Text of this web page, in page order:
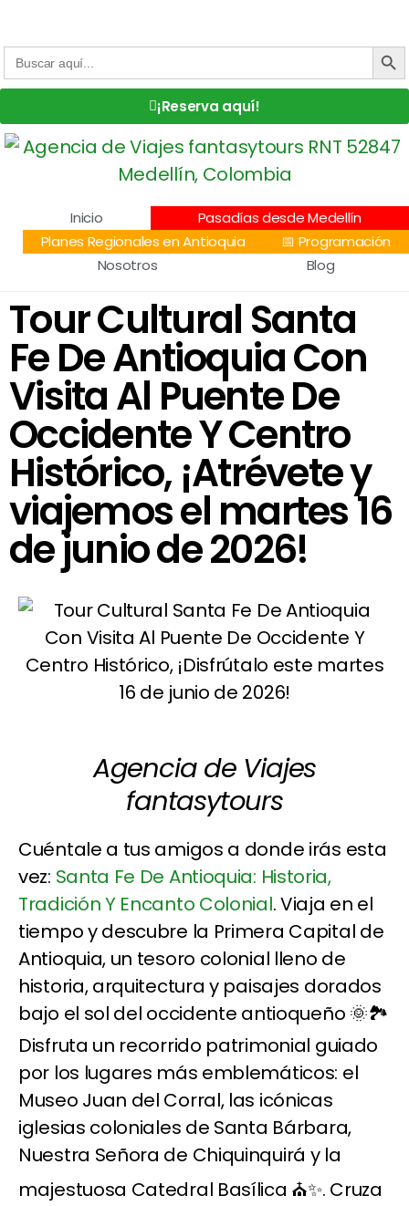
Buscar: BOTÓN
¡Reserva aquí!
Inicio
Pasadías desde Medellín
Planes Regionales en Antioquia
📅 Programación
Nosotros
Blog
Tour Cultural Santa
Fe De Antioquia Con
Visita Al Puente De
Occidente Y Centro
Histórico, ¡Atrévete y
viajemos el martes 16
de junio de 2026!
Agencia de Viajes
fantasytours
Cuéntale a tus amigos a donde irás esta
vez: Santa Fe De Antioquia: Historia,
Tradición Y Encanto Colonial. Viaja en el
tiempo y descubre la Primera Capital de
Antioquia, un tesoro colonial lleno de
historia, arquitectura y paisajes dorados
bajo el sol del occidente antioqueño 🌞🏞️
Disfruta un recorrido patrimonial guiado
por los lugares más emblemáticos: el
Museo Juan del Corral, las icónicas
iglesias coloniales de Santa Bárbara,
Nuestra Señora de Chiquinquirá y la
majestuosa Catedral Basílica ⛪✨. Cruza